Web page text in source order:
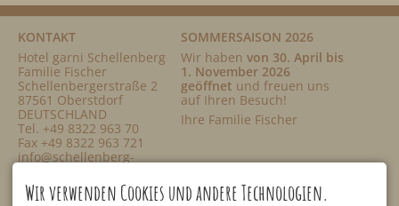
KONTAKT
Hotel garni Schellenberg
Familie Fischer
Schellenbergerstraße 2
87561 Oberstdorf
DEUTSCHLAND
Tel. +49 8322 963 70
Fax +49 8322 963 721
info@schellenberg-
SOMMERSAISON 2026
Wir haben von 30. April bis
1. November 2026
geöffnet und freuen uns
auf Ihren Besuch!
Ihre Familie Fischer
SERVICE
NETZWERK
Wir verwenden Cookies und andere Technologien.